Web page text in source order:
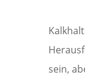
sein,